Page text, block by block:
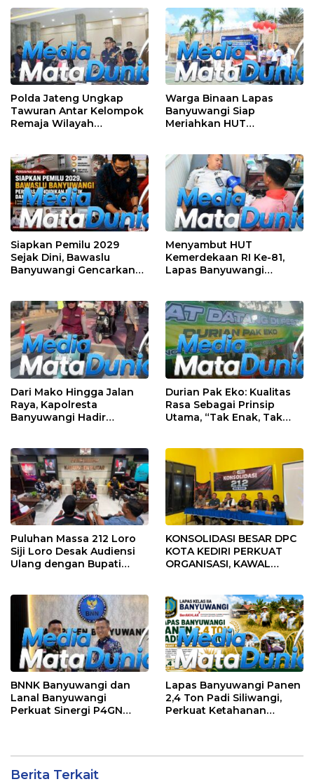
Mesin di Malam Hari
Polda Jateng Ungkap
Tawuran Antar Kelompok
Remaja Wilayah
Warga Binaan Lapas
Banyuwangi Siap
Meriahkan HUT
Perlombaan
Siapkan Pemilu 2029
Sejak Dini, Bawaslu
Banyuwangi Gencarkan
Menyambut HUT
Kemerdekaan RI Ke-81,
Lapas Banyuwangi
Dari Mako Hingga Jalan
Raya, Kapolresta
Banyuwangi Hadir
Masyarakat
Durian Pak Eko: Kualitas
Rasa Sebagai Prinsip
Utama, “Tak Enak, Tak
Puluhan Massa 212 Loro
Siji Loro Desak Audiensi
Ulang dengan Bupati
Pasir
KONSOLIDASI BESAR DPC
KOTA KEDIRI PERKUAT
ORGANISASI, KAWAL
ASPIRASI MASYARAKAT
BNNK Banyuwangi dan
Lanal Banyuwangi
Perkuat Sinergi P4GN
Lapas Banyuwangi Panen
2,4 Ton Padi Siliwangi,
Perkuat Ketahanan
Berita Terkait